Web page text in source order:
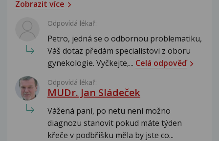
Zobrazit více
Odpovídá lékař:
Petro, jedná se o odbornou problematiku,
Váš dotaz předám specialistovi z oboru
gynekologie. Vyčkejte,... Celá odpověď
Odpovídá lékař:
MUDr. Jan Sládeček
Vážená paní, po netu není možno
diagnozu stanovit pokud máte týden
křeče v podbřišku měla by jste co...